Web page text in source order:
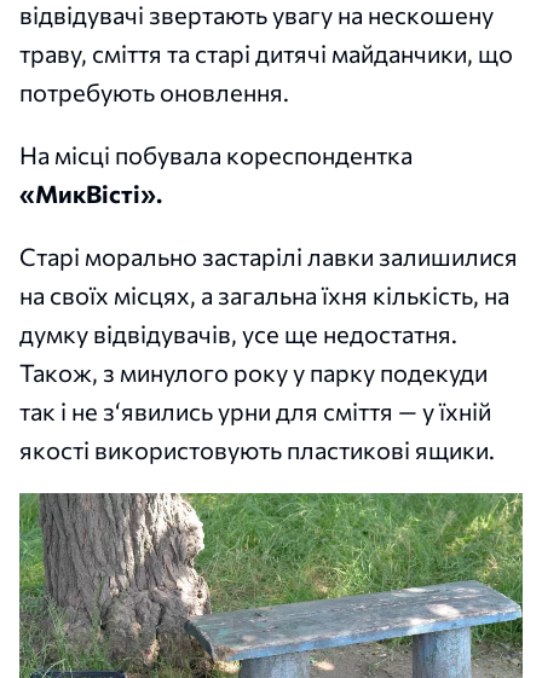
відвідувачі звертають увагу на нескошену
траву, сміття та старі дитячі майданчики, що
потребують оновлення.
На місці побувала кореспондентка
«МикВісті».
Старі морально застарілі лавки залишилися
на своїх місцях, а загальна їхня кількість, на
думку відвідувачів, усе ще недостатня.
Також, з минулого року у парку подекуди
так і не з‘явились урни для сміття — у їхній
якості використовують пластикові ящики.